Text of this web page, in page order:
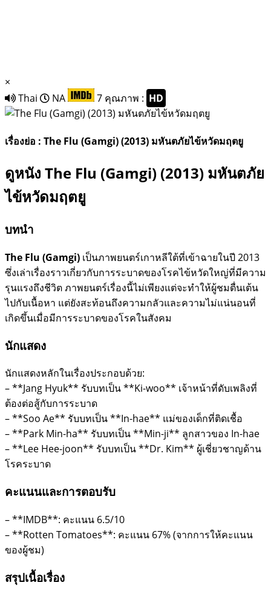
×
Thai
NA 7 คุณภาพ : HD
เรื่องย่อ : The Flu (Gamgi) (2013) มหันตภัยไข้หวัดมฤตยู
ดูหนัง The Flu (Gamgi) (2013) มหันตภัย
ไข้หวัดมฤตยู
บทนำ
The Flu (Gamgi) เป็นภาพยนตร์เกาหลีใต้ที่เข้าฉายในปี 2013
ซึ่งเล่าเรื่องราวเกี่ยวกับการระบาดของโรคไข้หวัดใหญ่ที่มีความ
รุนแรงถึงชีวิต ภาพยนตร์เรื่องนี้ไม่เพียงแต่จะทำให้ผู้ชมตื่นเต้น
ไปกับเนื้อหา แต่ยังสะท้อนถึงความกลัวและความไม่แน่นอนที่
เกิดขึ้นเมื่อมีการระบาดของโรคในสังคม
นักแสดง
นักแสดงหลักในเรื่องประกอบด้วย:
– **Jang Hyuk** รับบทเป็น **Ki-woo** เจ้าหน้าที่ดับเพลิงที่
ต้องต่อสู้กับการระบาด
– **Soo Ae** รับบทเป็น **In-hae** แม่ของเด็กที่ติดเชื้อ
– **Park Min-ha** รับบทเป็น **Min-ji** ลูกสาวของ In-hae
– **Lee Hee-joon** รับบทเป็น **Dr. Kim** ผู้เชี่ยวชาญด้าน
โรคระบาด
คะแนนและการตอบรับ
– **IMDB**: คะแนน 6.5/10
– **Rotten Tomatoes**: คะแนน 67% (จากการให้คะแนน
ของผู้ชม)
สรุปเนื้อเรื่อง